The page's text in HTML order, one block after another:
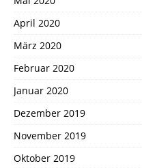
April 2020
März 2020
Februar 2020
Januar 2020
Dezember 2019
November 2019
Oktober 2019